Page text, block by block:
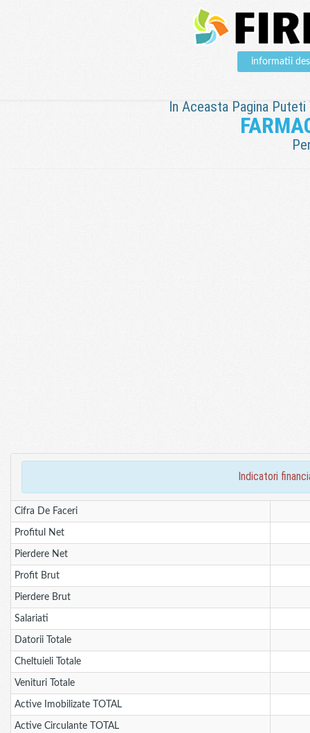
informatii
In Aceasta Pagina
indicatori
Cifra De Faceri
Profitul Net
Pierdere Net
Profit Brut
Pierdere Brut
Salariati
Datorii Totale
Cheltuieli Totale
Venituri Totale
Active Imobilizate TOTAL
Active Circulante TOTAL